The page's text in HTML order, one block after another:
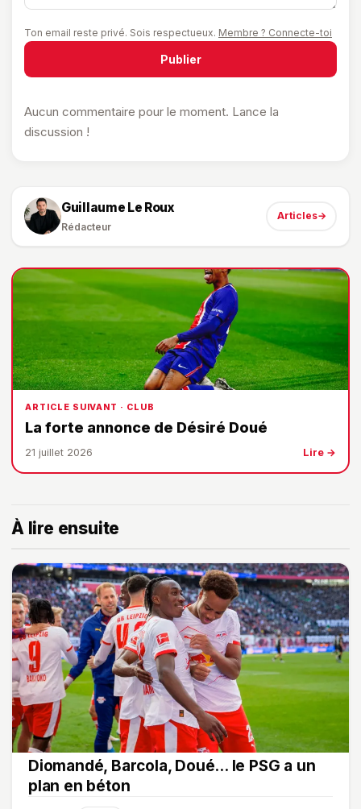
Ton email reste privé. Sois respectueux. Membre ? Connecte-toi
Publier
Aucun commentaire pour le moment. Lance la
discussion !
Guillaume Le Roux
Rédacteur
Articles→
ARTICLE SUIVANT · CLUB
La forte annonce de Désiré Doué
21 juillet 2026 Lire →
À lire ensuite
Diomandé, Barcola, Doué... le PSG a un
plan en béton